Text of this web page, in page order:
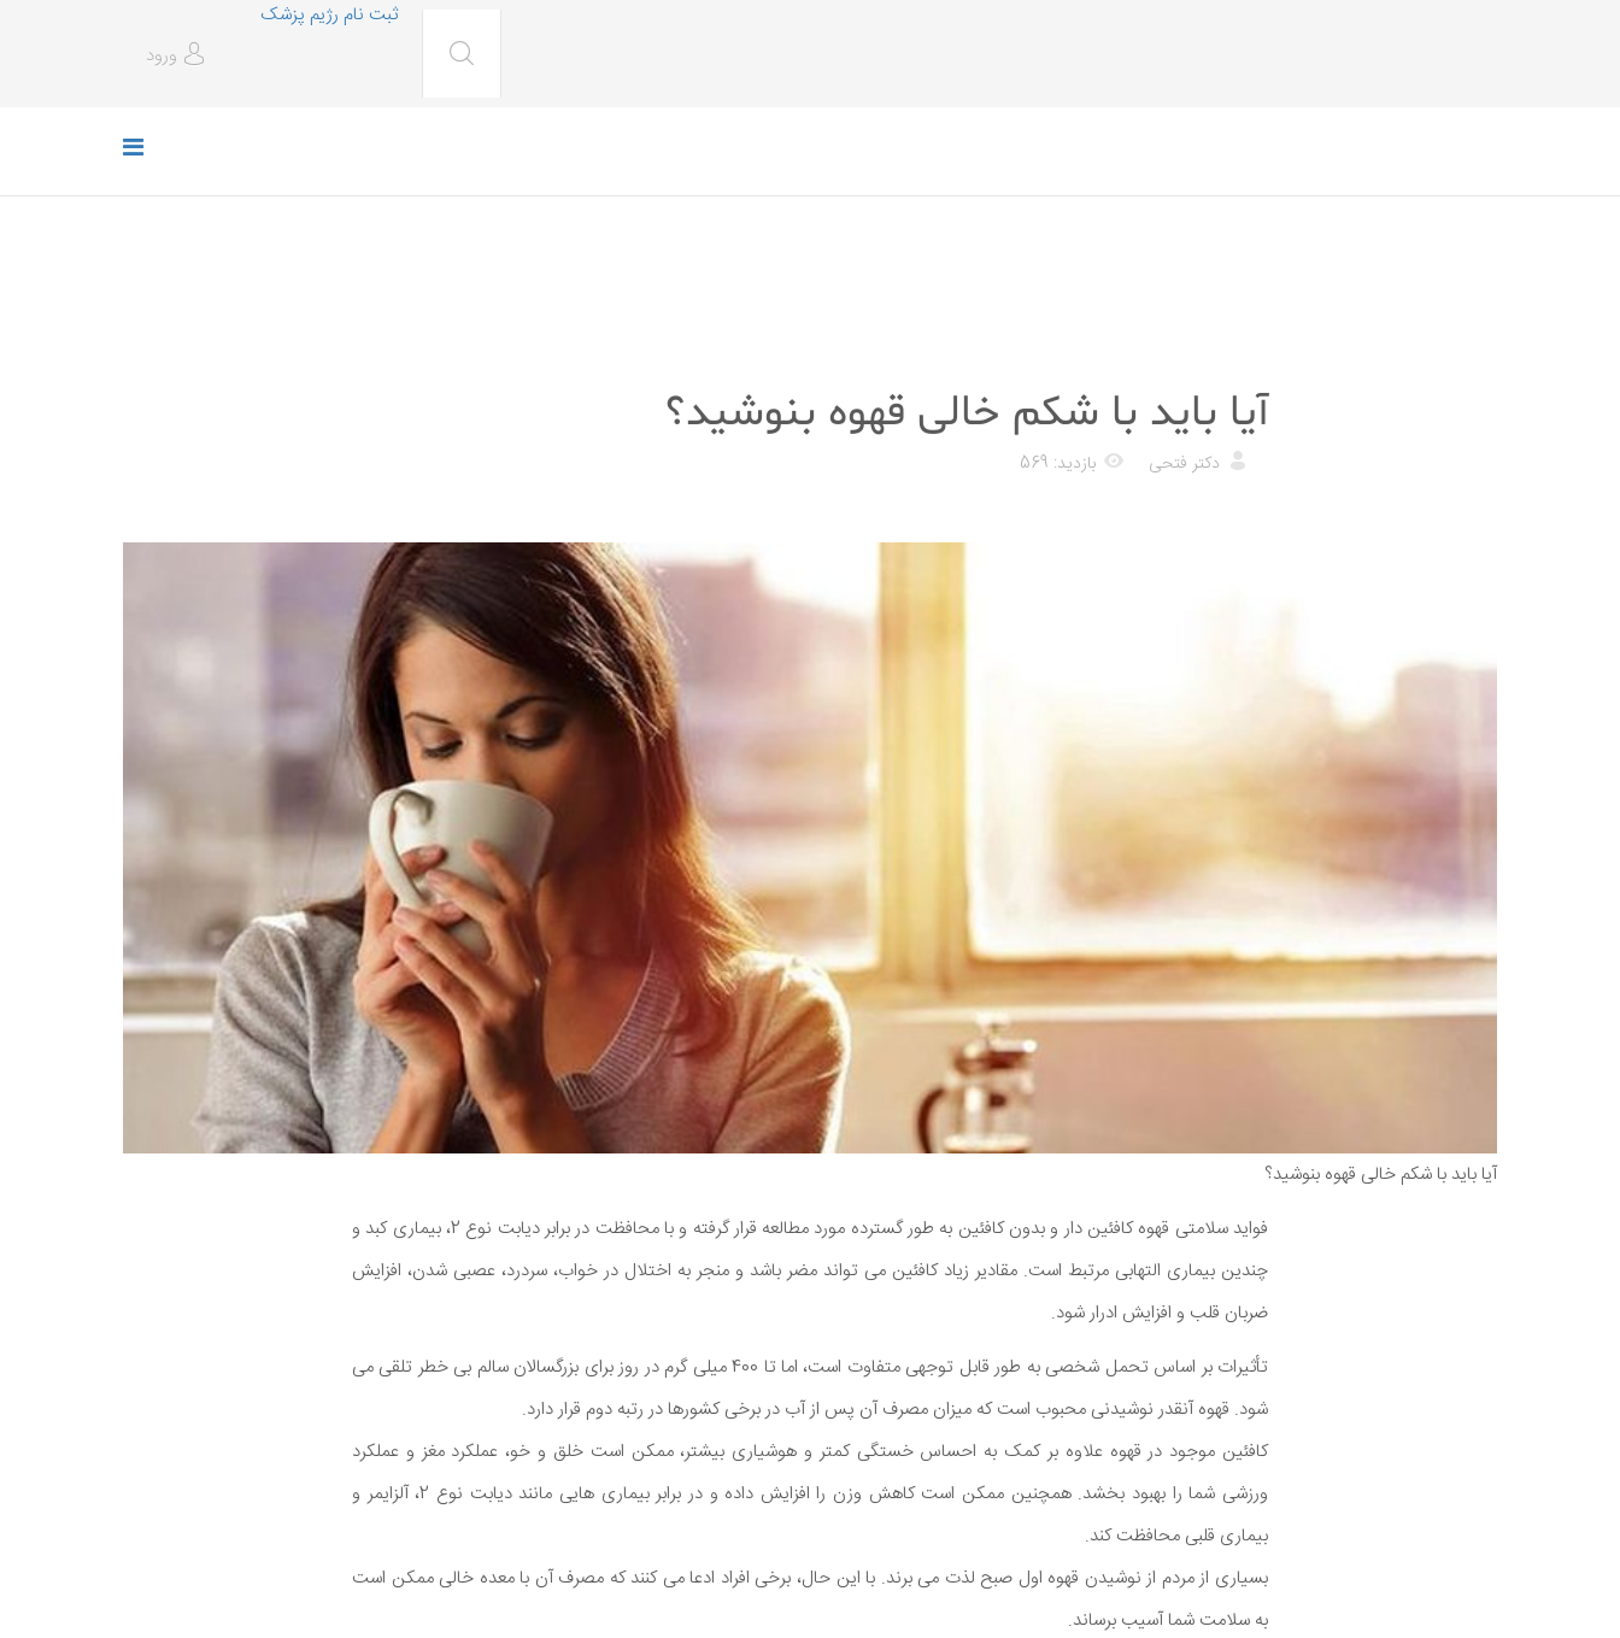
ثبت نام رژیم پزشک
ورود
آیا باید با شکم خالی قهوه بنوشید؟
دکتر فتحی بازدید: 569
آیا باید با شکم خالی قهوه بنوشید؟
فواید سلامتی قهوه کافئین دار و بدون کافئین به طور گسترده مورد مطالعه قرار گرفته و با محافظت در برابر دیابت نوع 2، بیماری کبد و
چندین بیماری التهابی مرتبط است. مقادیر زیاد کافئین می تواند مضر باشد و منجر به اختلال در خواب، سردرد، عصبی شدن، افزایش
ضربان قلب و افزایش ادرار شود.
تأثیرات بر اساس تحمل شخصی به طور قابل توجهی متفاوت است، اما تا 400 میلی گرم در روز برای بزرگسالان سالم بی خطر تلقی می
شود. قهوه آنقدر نوشیدنی محبوب است که میزان مصرف آن پس از آب در برخی کشورها در رتبه دوم قرار دارد.
کافئین موجود در قهوه علاوه بر کمک به احساس خستگی کمتر و هوشیاری بیشتر، ممکن است خلق و خو، عملکرد مغز و عملکرد
ورزشی شما را بهبود بخشد. همچنین ممکن است کاهش وزن را افزایش داده و در برابر بیماری هایی مانند دیابت نوع 2، آلزایمر و
بیماری قلبی محافظت کند.
بسیاری از مردم از نوشیدن قهوه اول صبح لذت می برند. با این حال، برخی افراد ادعا می کنند که مصرف آن با معده خالی ممکن است
به سلامت شما آسیب برساند.